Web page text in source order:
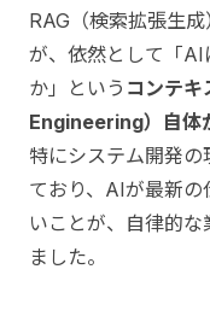
RAG（検索拡張生
が、依然として「AI
か」という コンテ
Engineering）自体
特にシステム開発
ており、AIが最新
いことが、自律的
ました。